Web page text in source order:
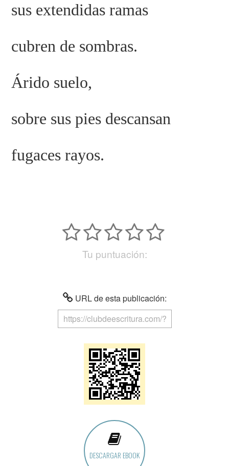
sus extendidas ramas
cubren de sombras.
Árido suelo,
sobre sus pies descansan
fugaces rayos.
Tu puntuación:
URL de esta publicación:
DESCARGAR EBOOK